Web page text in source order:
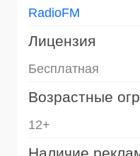
RadioFM
Лицензия
Бесплатная
Возрастные
12+